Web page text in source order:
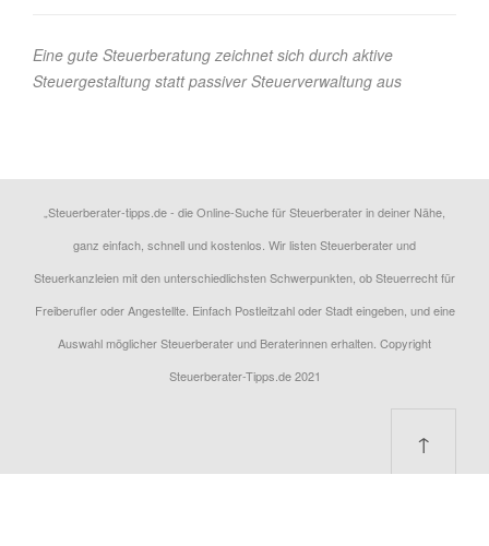
Eine gute Steuerberatung zeichnet sich durch aktive
Steuergestaltung statt passiver Steuerverwaltung aus
„Steuerberater-tipps.de - die Online-Suche für Steuerberater in deiner Nähe,
ganz einfach, schnell und kostenlos. Wir listen Steuerberater und
Steuerkanzleien mit den unterschiedlichsten Schwerpunkten, ob Steuerrecht für
Freiberufler oder Angestellte. Einfach Postleitzahl oder Stadt eingeben, und eine
Auswahl möglicher Steuerberater und Beraterinnen erhalten. Copyright
Steuerberater-Tipps.de 2021
↑